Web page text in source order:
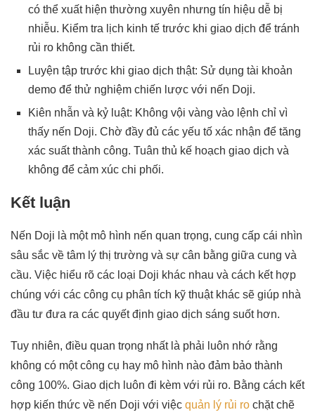
có thể xuất hiện thường xuyên nhưng tín hiệu dễ bị
nhiễu. Kiểm tra lịch kinh tế trước khi giao dịch để tránh
rủi ro không cần thiết.
Luyện tập trước khi giao dịch thật: Sử dụng tài khoản
demo để thử nghiệm chiến lược với nến Doji.
Kiên nhẫn và kỷ luật: Không vội vàng vào lệnh chỉ vì
thấy nến Doji. Chờ đầy đủ các yếu tố xác nhận để tăng
xác suất thành công. Tuân thủ kế hoạch giao dịch và
không để cảm xúc chi phối.
Kết luận
Nến Doji là một mô hình nến quan trọng, cung cấp cái nhìn
sâu sắc về tâm lý thị trường và sự cân bằng giữa cung và
cầu. Việc hiểu rõ các loại Doji khác nhau và cách kết hợp
chúng với các công cụ phân tích kỹ thuật khác sẽ giúp nhà
đầu tư đưa ra các quyết định giao dịch sáng suốt hơn.
Tuy nhiên, điều quan trọng nhất là phải luôn nhớ rằng
không có một công cụ hay mô hình nào đảm bảo thành
công 100%. Giao dịch luôn đi kèm với rủi ro. Bằng cách kết
hợp kiến thức về nến Doji với việc quản lý rủi ro chặt chẽ